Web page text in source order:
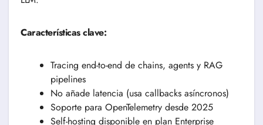
Características clave:
Tracing end-to-end de chains, agents y RAG
pipelines
No añade latencia (usa callbacks asíncronos)
Soporte para OpenTelemetry desde 2025
Self-hosting disponible en plan Enterprise